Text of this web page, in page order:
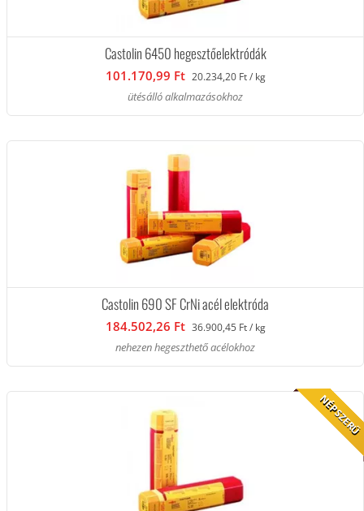
Castolin 6450 hegesztőelektródák
101.170,99 Ft 20.234,20 Ft / kg
ütésálló alkalmazásokhoz
Castolin 690 SF CrNi acél elektróda
184.502,26 Ft 36.900,45 Ft / kg
nehezen hegeszthető acélokhoz
NÉPSZERŰ